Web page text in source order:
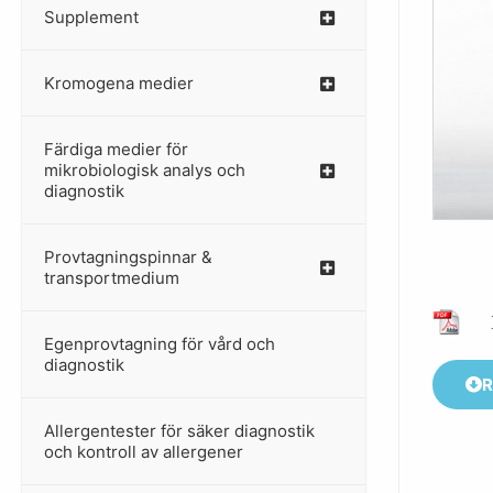
Supplement
–
Kromogena medier
–
Färdiga medier för
mikrobiologisk analys och
diagnostik
Provtagningspinnar &
transportmedium
–
Egenprovtagning för vård och
diagnostik
–
Allergentester för säker diagnostik
och kontroll av allergener
–